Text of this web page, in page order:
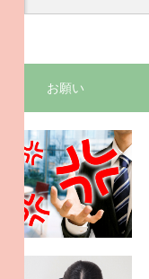
お願い